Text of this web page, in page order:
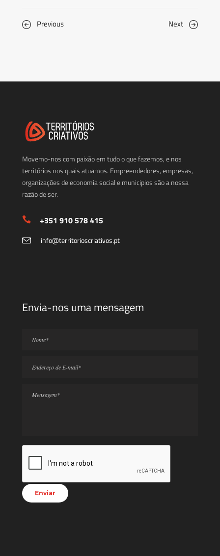
Previous Next
Movemo-nos com paixão em tudo o que fazemos, e nos
territórios nos quais atuamos. Empreendedores, empresas,
organizações de economia social e municipios são a nossa
razão de ser.
+351 910 578 415
info@territorioscriativos.pt
Envia-nos uma mensagem